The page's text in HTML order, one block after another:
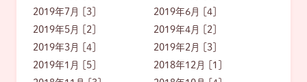
2019年7月 [3]
2019年6月 [4]
2019年5月 [2]
2019年4月 [2]
2019年3月 [4]
2019年2月 [3]
2019年1月 [5]
2018年12月 [1]